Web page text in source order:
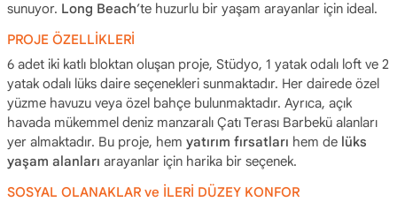
sunuyor. Long Beach’te huzurlu bir yaşam arayanlar için ideal.
PROJE ÖZELLİKLERİ
6 adet iki katlı bloktan oluşan proje, Stüdyo, 1 yatak odalı loft ve 2
yatak odalı lüks daire seçenekleri sunmaktadır. Her dairede özel
yüzme havuzu veya özel bahçe bulunmaktadır. Ayrıca, açık
havada mükemmel deniz manzaralı Çatı Terası Barbekü alanları
yer almaktadır. Bu proje, hem yatırım fırsatları hem de lüks
yaşam alanları arayanlar için harika bir seçenek.
SOSYAL OLANAKLAR ve İLERİ DÜZEY KONFOR